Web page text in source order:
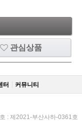
관심상품
터 커뮤니티
: 제2021-부산사하-0361호